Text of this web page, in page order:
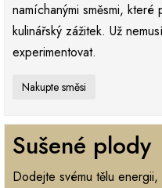
namíchanými směsmi,
kulinářský zážitek. Už
experimentovat.
Nakupte směsi
Sušené plody
Dodejte svému tělu